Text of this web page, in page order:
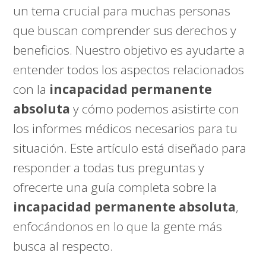
un tema crucial para muchas personas
que buscan comprender sus derechos y
beneficios. Nuestro objetivo es ayudarte a
entender todos los aspectos relacionados
con la incapacidad permanente
absoluta y cómo podemos asistirte con
los informes médicos necesarios para tu
situación. Este artículo está diseñado para
responder a todas tus preguntas y
ofrecerte una guía completa sobre la
incapacidad permanente absoluta,
enfocándonos en lo que la gente más
busca al respecto.